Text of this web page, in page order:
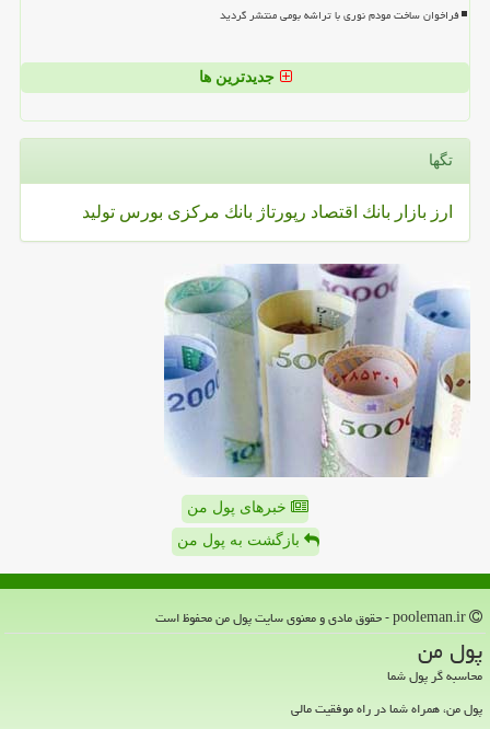
فراخوان ساخت مودم نوری با تراشه بومی منتشر گردید
جدیدترین ها
تگها
ارز بازار بانك اقتصاد رپورتاژ بانك مركزی بورس تولید
خبرهای پول من
بازگشت به پول من
پول من
محاسبه گر پول شما
پول من، همراه شما در راه موفقیت مالی